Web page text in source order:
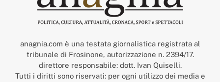
anagnia.com è una testata giornalistica registrata al
tribunale di Frosinone, autorizzazione n. 2394/17.
direttore responsabile: dott. Ivan Quiselli.
Tutti i diritti sono riservati: per ogni utilizzo dei media e